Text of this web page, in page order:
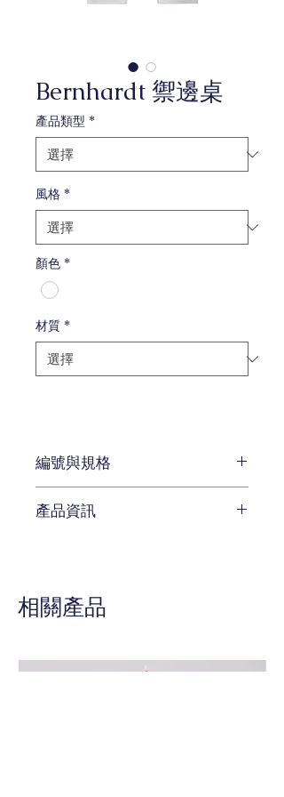
Bernhardt 禦邊桌
產品類型 *
風格 *
顏色 *
材質 *
編號與規格
60.96
產品資訊
相關產品